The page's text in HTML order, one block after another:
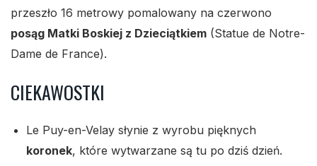
przeszło 16 metrowy pomalowany na czerwono
posąg Matki Boskiej z Dzieciątkiem (Statue de Notre-
Dame de France).
CIEKAWOSTKI
Le Puy-en-Velay słynie z wyrobu pięknych
koronek, które wytwarzane są tu po dziś dzień.